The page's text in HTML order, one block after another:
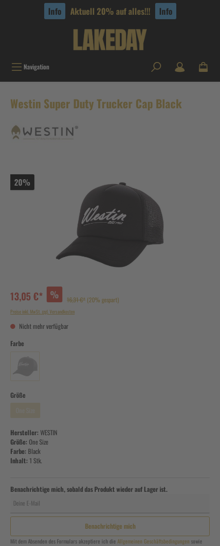
Info Aktuell 20% auf alles!!! Info
Navigation
Westin Super Duty Trucker Cap Black
20%
13,05 €* % 16,31 €* (20% gespart)
Preise inkl. MwSt. zzgl. Versandkosten
Nicht mehr verfügbar
Farbe
Größe
Hersteller: WESTIN
Größe: One Size
Farbe: Black
Inhalt: 1 Stk.
Benachrichtige mich, sobald das Produkt wieder auf Lager ist.
Benachrichtige mich
Mit dem Absenden des Formulars akzeptiere ich die Allgemeinen Geschäftsbedingungen sowie